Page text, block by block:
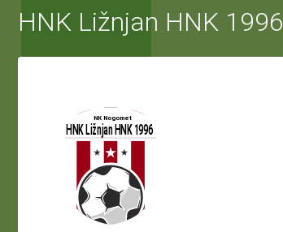
HNK Ližnjan HNK 1996